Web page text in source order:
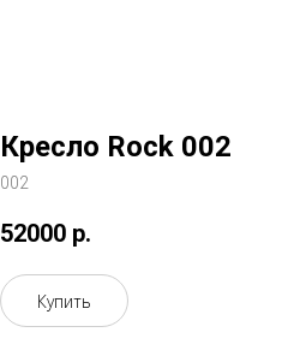
Кресло Rock 002
002
52000 р.
Купить